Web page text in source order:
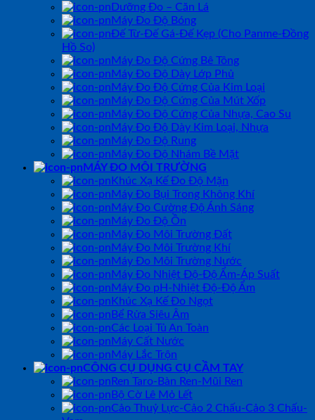
Dưỡng Đo – Căn Lá
Máy Đo Độ Bóng
Đế Từ-Đế Gá-Đế Kẹp (Cho Panme-Đồng
Hồ So)
Máy Đo Độ Cứng Bê Tông
Máy Đo Độ Dày Lớp Phủ
Máy Đo Độ Cứng Của Kim Loại
Máy Đo Độ Cứng Của Mút Xốp
Máy Đo Độ Cứng Của Nhựa, Cao Su
Máy Đo Độ Dày Kim Loại, Nhựa
Máy Đo Độ Rung
Máy Đo Độ Nhám Bề Mặt
MÁY ĐO MÔI TRƯỜNG
Khúc Xạ Kế Đo Độ Mặn
Máy Đo Bụi Trong Không Khí
Máy Đo Cường Độ Ánh Sáng
Máy Đo Độ Ồn
Máy Đo Môi Trường Đất
Máy Đo Môi Trường Khí
Máy Đo Môi Trường Nước
Máy Đo Nhiệt Độ-Độ Ẩm-Áp Suất
Máy Đo pH-Nhiệt Độ-Độ Ẩm
Khúc Xạ Kế Đo Ngọt
Bể Rửa Siêu Âm
Các Loại Tủ An Toàn
Máy Cất Nước
Máy Lắc Trộn
CÔNG CỤ DỤNG CỤ CẦM TAY
Ren Taro-Bàn Ren-Mũi Ren
Bộ Cờ Lê Mỏ Lết
Cảo Thuỷ Lực-Cảo 2 Chấu-Cảo 3 Chấu-